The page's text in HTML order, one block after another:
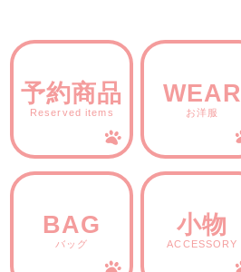
予約商品
Reserved items
WEAR
お洋服
BAG
バッグ
小物
ACCESSORY